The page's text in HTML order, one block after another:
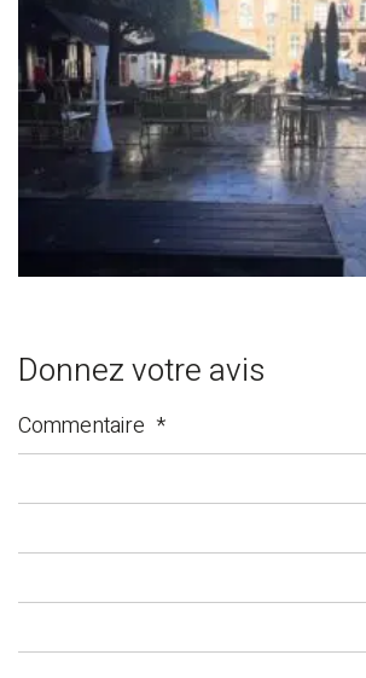
Donnez votre avis
Commentaire *